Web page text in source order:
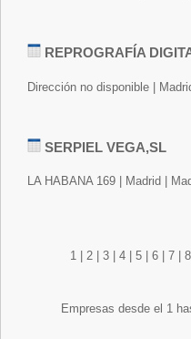
REPROGRAFÍA
Dirección no disponible |
SERPIEL VEGA,SL
LA HABANA 169 | Madrid |
1 2 3 4 5 6 7 8
Empresas desde el 1